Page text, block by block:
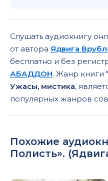
Слушать аудиокнигу
от автора Ядвига
бесплатно и без
АБАДДОН. Жанр книги
Ужасы, мистика,
популярных жанров
Похожие
Полисть». (